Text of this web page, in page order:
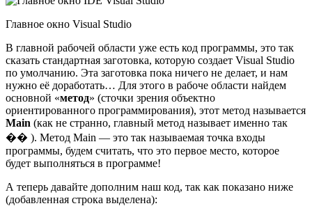
Главное окно Visual Studio
В главной рабочей области уже есть код программы, это так
сказать стандартная заготовка, которую создает Visual Studio
по умолчанию. Эта заготовка пока ничего не делает, и нам
нужно её доработать… Для этого в рабоче области найдем
основной «метод» (сточки зрения объектно
ориентированного программирования), этот метод называется
Main (как не странно, главный метод называет именно так
�� ). Метод Main — это так называемая точка входы
программы, будем считать, что это первое место, которое
будет выполняться в программе!
А теперь давайте дополним наш код, так как показано ниже
(добавленная строка выделена):